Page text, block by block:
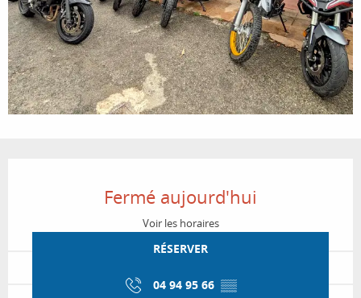
Fermé aujourd'hui
Voir les horaires
RÉSERVER
04 94 95 66 ▒▒